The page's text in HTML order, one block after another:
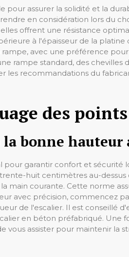
pour assurer la solidité et la
en considération lors du
offrent une résistance
à l'épaisseur de la platine
avec une préférence
rampe standard, des
les recommandations du
des
bonne hauteur
garantir confort et sécurité
huit centimètres au-
main courante. Cette norme
avec précision, commencez
de l'escalier. Il est conseillé
en béton préfabriqué. Une
assister pour maintenir la